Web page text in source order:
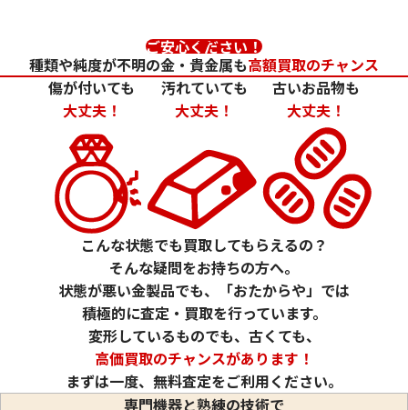
24金 (K24) カレンダー 新星工業 亥
参考買取価格
24金 (K24) カレン
1.5g
参考買取価格
44,600
ご安心ください！
種類や純度が不明の金・貴金属も高額買取のチャンス
傷が付いても
大丈夫！
汚れていても
大丈夫！
古いお品物も
大丈夫！
こんな状態でも買取してもらえるの？
そんな疑問をお持ちの方へ。
状態が悪い金製品でも、「おたからや」では
積極的に査定・買取を行っています。
変形しているものでも、古くても、
高価買取のチャンスがあります！
まずは一度、無料査定をご利用ください。
専門機器と熟練の技術で